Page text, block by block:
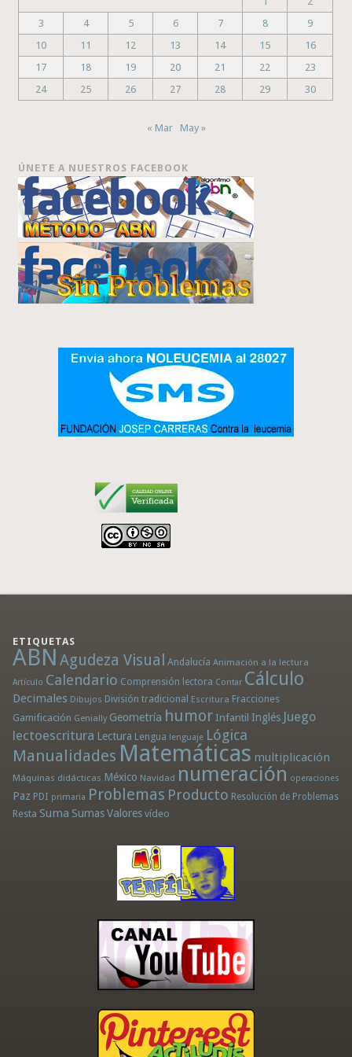
3
4 5 6 7 8
9
10
11 12 13 14 15
16
17
18 19 20 21 22
23
24
25 26 27 28 29 30
« Mar May »
ÚNETE A NUESTROS FACEBOOK
ETIQUETAS
ABN Agudeza Visual Andalucía Animación a la lectura
Artículo Calendario Comprensión lectora Contar Cálculo
Decimales Dibujos División tradicional Escritura Fracciones
Gamificación Genially Geometría humor Infantil Inglés Juego
lectoescritura Lectura Lengua lenguaje Lógica
Manualidades Matemáticas multiplicación
Máquinas didácticas México Navidad numeración operaciones
Paz PDI primaria Problemas Producto Resolución de Problemas
Resta Suma Sumas Valores vídeo